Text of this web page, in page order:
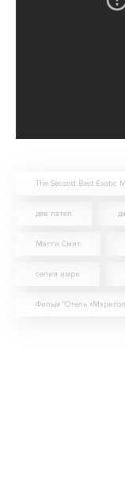
The Second Best Exotic
дев пател
Мэгги Смит
селия имри
Фильм "Отель